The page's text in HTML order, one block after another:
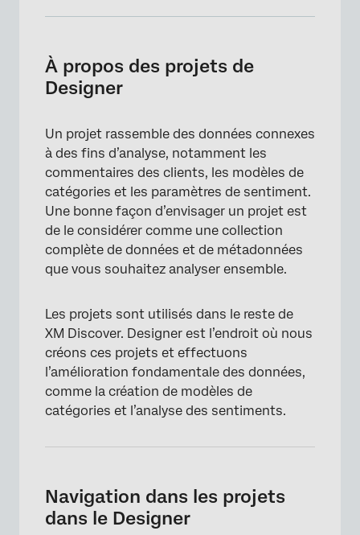
Navigation dans les projets dans le Designer
Créer un projet
Déterminer le nombre de projets nécessaires
À propos des projets de
Designer
Un projet rassemble des données connexes
à des fins d’analyse, notamment les
commentaires des clients, les modèles de
catégories et les paramètres de sentiment.
Une bonne façon d’envisager un projet est
de le considérer comme une collection
complète de données et de métadonnées
que vous souhaitez analyser ensemble.
Les projets sont utilisés dans le reste de
XM Discover. Designer est l’endroit où nous
créons ces projets et effectuons
l’amélioration fondamentale des données,
comme la création de modèles de
catégories et l’analyse des sentiments.
Navigation dans les projets
dans le Designer